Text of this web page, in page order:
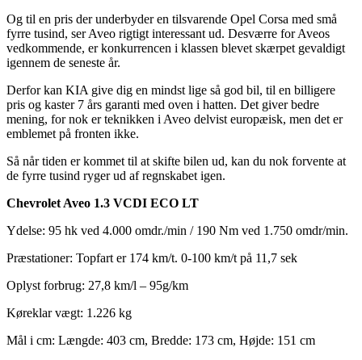
Og til en pris der underbyder en tilsvarende Opel Corsa med små
fyrre tusind, ser Aveo rigtigt interessant ud. Desværre for Aveos
vedkommende, er konkurrencen i klassen blevet skærpet gevaldigt
igennem de seneste år.
Derfor kan KIA give dig en mindst lige så god bil, til en billigere
pris og kaster 7 års garanti med oven i hatten. Det giver bedre
mening, for nok er teknikken i Aveo delvist europæisk, men det er
emblemet på fronten ikke.
Så når tiden er kommet til at skifte bilen ud, kan du nok forvente at
de fyrre tusind ryger ud af regnskabet igen.
Chevrolet Aveo 1.3 VCDI ECO LT
Ydelse: 95 hk ved 4.000 omdr./min / 190 Nm ved 1.750 omdr/min.
Præstationer: Topfart er 174 km/t. 0-100 km/t på 11,7 sek
Oplyst forbrug: 27,8 km/l – 95g/km
Køreklar vægt: 1.226 kg
Mål i cm: Længde: 403 cm, Bredde: 173 cm, Højde: 151 cm